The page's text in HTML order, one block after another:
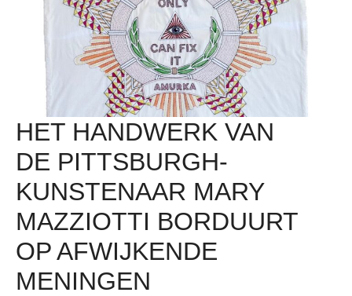
HET HANDWERK VAN
DE PITTSBURGH-
KUNSTENAAR MARY
MAZZIOTTI BORDUURT
OP AFWIJKENDE
MENINGEN